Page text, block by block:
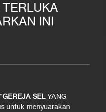
INI
GEREJA SELYANG
untuk menyuarakan